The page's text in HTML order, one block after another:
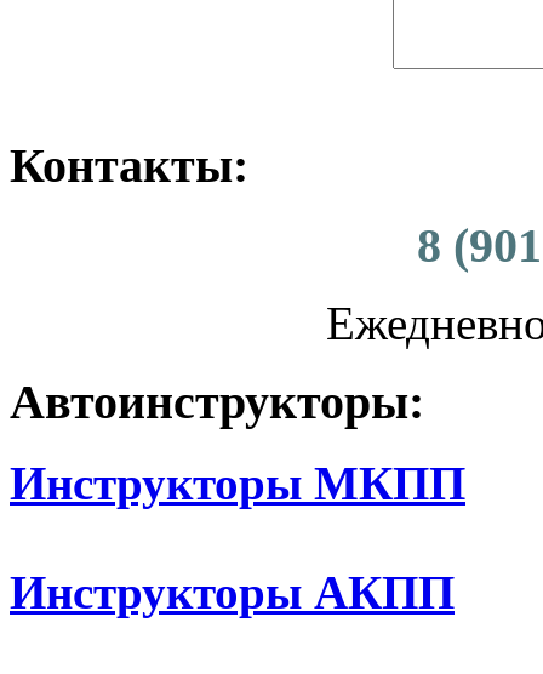
Контакты:
8
Автоинструкторы:
Инструкторы МКПП
Инструкторы АКПП